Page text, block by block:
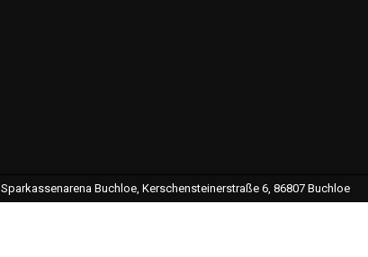
Sparkassenarena Buchloe, Kerschensteinerstraße 6, 86807 Buchloe